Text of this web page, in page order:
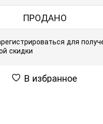
ПРОДАНО
для
скидки
В избранное